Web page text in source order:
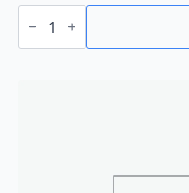
01759002
adet